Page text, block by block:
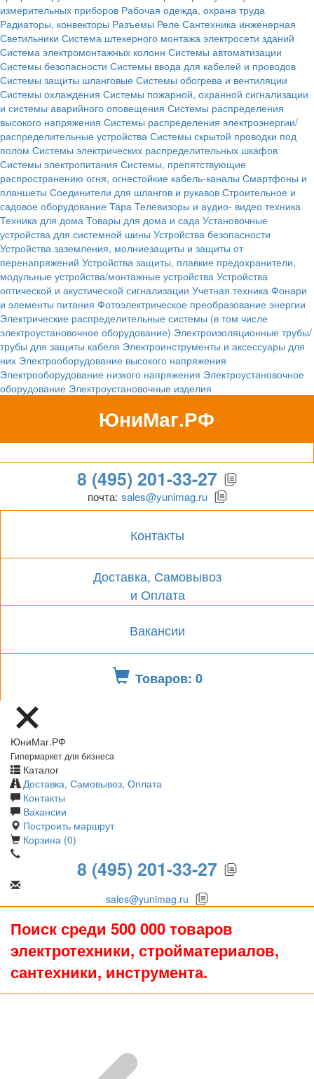
измерительных приборов Рабочая одежда, охрана труда
Радиаторы, конвекторы Разъемы Реле Сантехника инженерная
Светильники Система штекерного монтажа электросети зданий
Система электромонтажных колонн Системы автоматизации
Системы безопасности Системы ввода для кабелей и проводов
Системы защиты шланговые Системы обогрева и вентиляции
Системы охлаждения Системы пожарной, охранной сигнализации
и системы аварийного оповещения Системы распределения
высокого напряжения Системы распределения электроэнергии/
распределительные устройства Системы скрытой проводки под
полом Системы электрических распределительных шкафов
Системы электропитания Системы, препятствующие
распространению огня, огнестойкие кабель-каналы Смартфоны и
планшеты Соединители для шлангов и рукавов Строительное и
садовое оборудование Тара Телевизоры и аудио- видео техника
Техника для дома Товары для дома и сада Установочные
устройства для системной шины Устройства безопасности
Устройства заземления, молниезащиты и защиты от
перенапряжений Устройства защиты, плавкие предохранители,
модульные устройства/монтажные устройства Устройства
оптической и акустической сигнализации Учетная техника Фонари
и элементы питания Фотоэлектрическое преобразование энергии
Электрические распределительные системы (в том числе
электроустановочное оборудование) Электроизоляционные трубы/
трубы для защиты кабеля Электроинструменты и аксессуары для
них Электрооборудование высокого напряжения
Электрооборудование низкого напряжения Электроустановочное
оборудование Электроустановочные изделия
ЮниМаг.РФ
Гипермаркет для бизнеса
8 (495) 201-33-27
почта: sales@yunimag.ru
Контакты
Доставка, Самовывоз
и Оплата
Вакансии
Товаров: 0
ЮниМаг.РФ
Гипермаркет для бизнеса
Каталог
Доставка, Самовывоз, Оплата
Контакты
Вакансии
Построить маршрут
Корзина (0)
8 (495) 201-33-27
sales@yunimag.ru
Поиск среди 500 000 товаров
электротехники, стройматериалов,
сантехники, инструмента.